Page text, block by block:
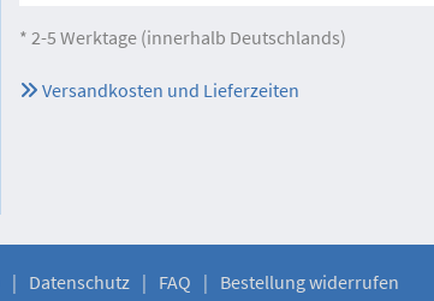
* 2-5 Werktage (innerhalb Deutschlands)
Versandkosten und Lieferzeiten
Datenschutz FAQ
Bestellung widerrufen